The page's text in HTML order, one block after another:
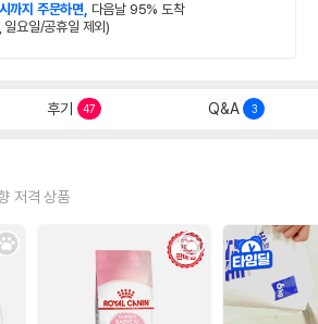
까지 주문하면, 다음날 95% 도착
일요일/공휴일 제외)
후기 47 Q&A 3
저격 상품